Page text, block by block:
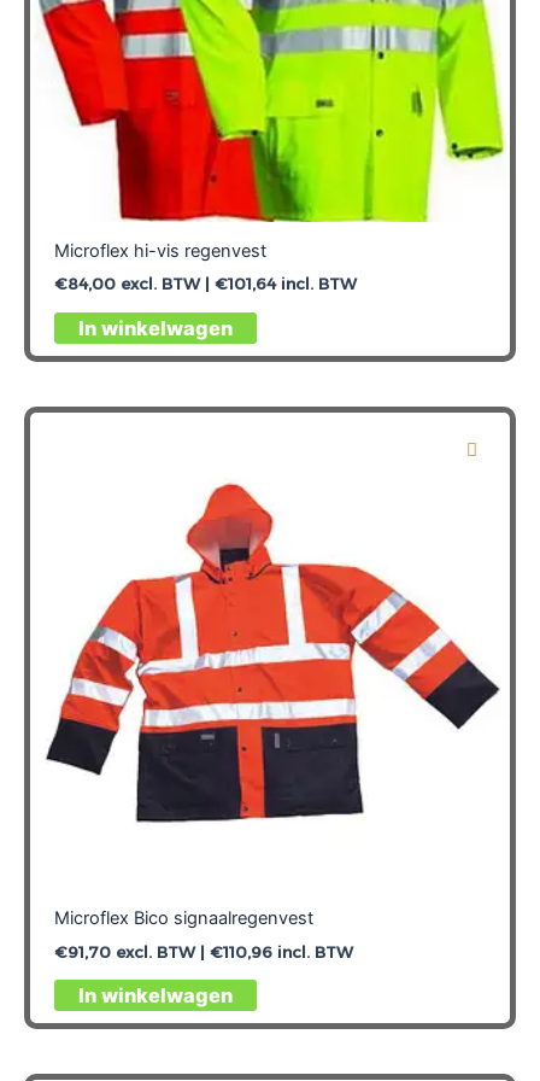
Microflex hi-vis regenvest
€84,00excl. BTW | €101,64incl. BTW
In winkelwagen
Dit
product
meerdere
kan
gekozen
worden
productpagina
Microflex Bico signaalregenvest
€91,70excl. BTW | €110,96incl. BTW
In winkelwagen
Dit
product
meerdere